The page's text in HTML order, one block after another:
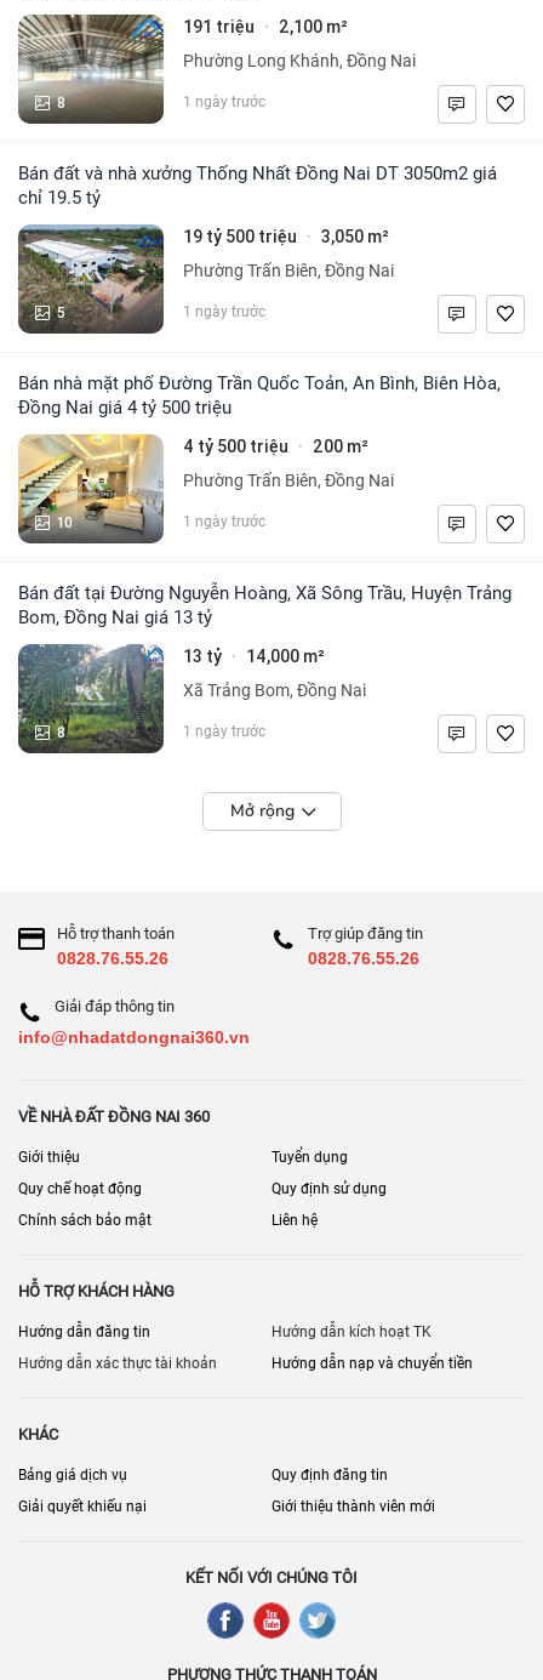
8
191 triệu · 2,100 m²
Phường Long Khánh, Đồng Nai
1 ngày trước
Bán đất và nhà xưởng Thống Nhất Đồng Nai DT 3050m2 giá
chỉ 19.5 tỷ
5
19 tỷ 500 triệu · 3,050 m²
Phường Trấn Biên, Đồng Nai
1 ngày trước
Bán nhà mặt phố Đường Trần Quốc Toản, An Bình, Biên Hòa,
Đồng Nai giá 4 tỷ 500 triệu
10
4 tỷ 500 triệu · 200 m²
Phường Trấn Biên, Đồng Nai
1 ngày trước
Bán đất tại Đường Nguyễn Hoàng, Xã Sông Trầu, Huyện Trảng
Bom, Đồng Nai giá 13 tỷ
8
13 tỷ · 14,000 m²
Xã Trảng Bom, Đồng Nai
1 ngày trước
Mở rộng
Hỗ trợ thanh toán
0828.76.55.26
Trợ giúp đăng tin
0828.76.55.26
Giải đáp thông tin
info@nhadatdongnai360.vn
VỀ NHÀ ĐẤT ĐỒNG NAI 360
Giới thiệu
Tuyển dụng
Quy chế hoạt động
Quy định sử dụng
Chính sách bảo mật
Liên hệ
HỖ TRỢ KHÁCH HÀNG
Hướng dẫn đăng tin
Hướng dẫn kích hoạt TK
Hướng dẫn xác thực tài khoản
Hướng dẫn nạp và chuyển tiền
KHÁC
Bảng giá dịch vụ
Quy định đăng tin
Giải quyết khiếu nại
Giới thiệu thành viên mới
KẾT NỐI VỚI CHÚNG TÔI
PHƯƠNG THỨC THANH TOÁN